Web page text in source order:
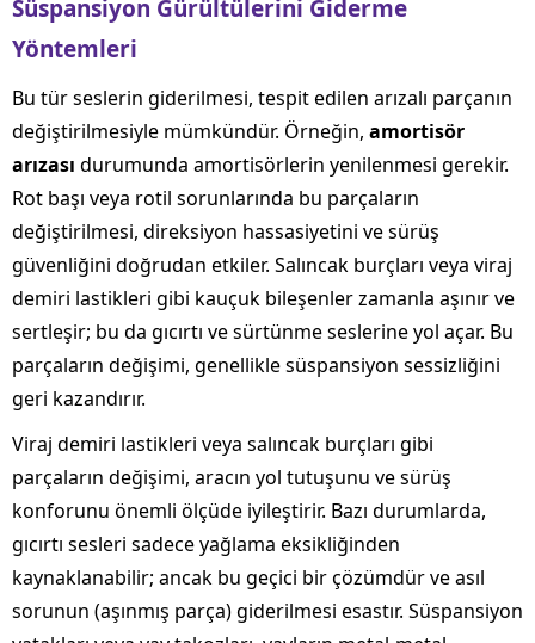
Süspansiyon Gürültülerini Giderme
Yöntemleri
Bu tür seslerin giderilmesi, tespit edilen arızalı parçanın
değiştirilmesiyle mümkündür. Örneğin, amortisör
arızası durumunda amortisörlerin yenilenmesi gerekir.
Rot başı veya rotil sorunlarında bu parçaların
değiştirilmesi, direksiyon hassasiyetini ve sürüş
güvenliğini doğrudan etkiler. Salıncak burçları veya viraj
demiri lastikleri gibi kauçuk bileşenler zamanla aşınır ve
sertleşir; bu da gıcırtı ve sürtünme seslerine yol açar. Bu
parçaların değişimi, genellikle süspansiyon sessizliğini
geri kazandırır.
Viraj demiri lastikleri veya salıncak burçları gibi
parçaların değişimi, aracın yol tutuşunu ve sürüş
konforunu önemli ölçüde iyileştirir. Bazı durumlarda,
gıcırtı sesleri sadece yağlama eksikliğinden
kaynaklanabilir; ancak bu geçici bir çözümdür ve asıl
sorunun (aşınmış parça) giderilmesi esastır. Süspansiyon